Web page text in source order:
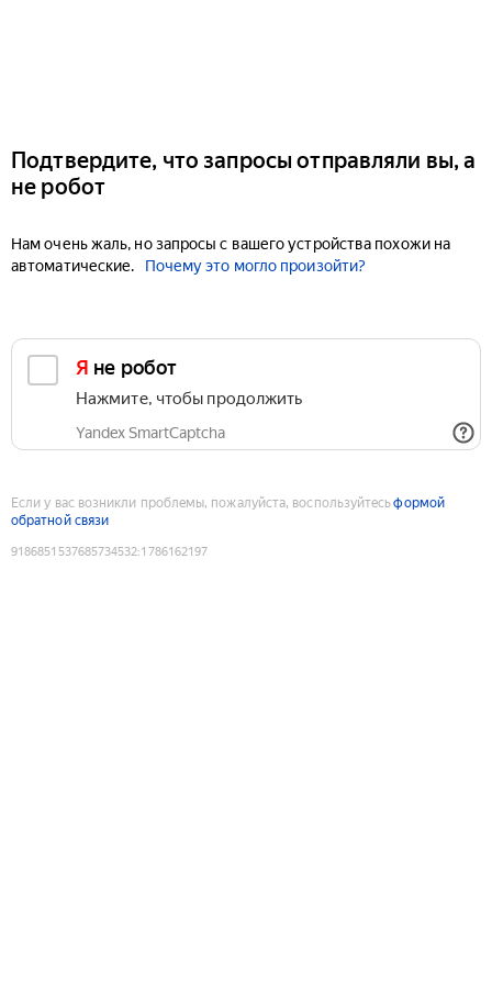
Подтвердите, что запросы отправляли вы, а
не робот
Нам очень жаль, но запросы с вашего устройства похожи на
автоматические.
Почему это могло произойти?
Я не робот
Нажмите, чтобы продолжить
Yandex SmartCaptcha
Если у вас возникли проблемы, пожалуйста, воспользуйтесьформой
обратной связи
9186851537685734532:1786162197